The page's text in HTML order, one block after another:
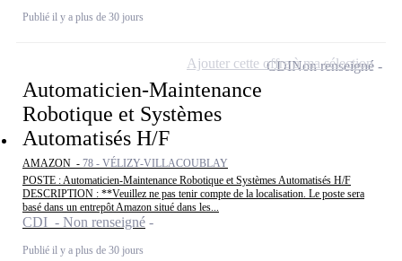
Publié il y a plus de 30 jours
Automaticien-Maintenance
Robotique et Systèmes
Automatisés H/F
AMAZON - 78 - VÉLIZY-VILLACOUBLAY
POSTE : Automaticien-Maintenance Robotique et Systèmes Automatisés H/F
DESCRIPTION : **Veuillez ne pas tenir compte de la localisation. Le poste sera
basé dans un entrepôt Amazon situé dans les...
CDI - Non renseigné
Publié il y a plus de 30 jours
CDINon renseigné
Ajouter cette offre à ma sélection